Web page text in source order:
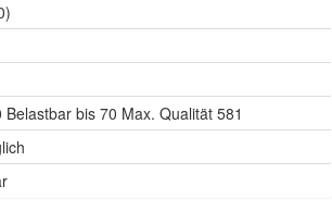
Belastbar bis 70 Max. Qualität 581